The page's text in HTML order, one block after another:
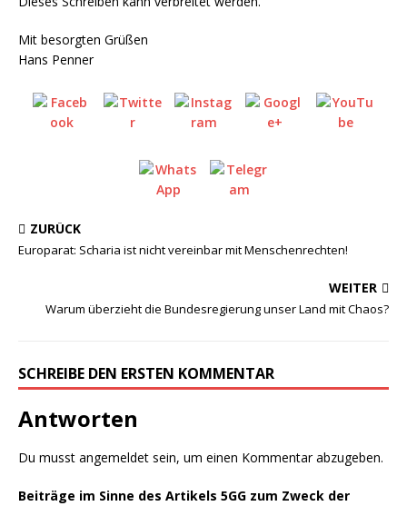
Mit besorgten Grüßen
Hans Penner
ZURÜCK
Europarat: Scharia ist nicht vereinbar mit Menschenrechten!
WEITER
Warum überzieht die Bundesregierung unser Land mit Chaos?
SCHREIBE DEN ERSTEN KOMMENTAR
Antworten
Du musst angemeldet sein, um einen Kommentar abzugeben.
Beiträge im Sinne des Artikels 5GG zum Zweck der